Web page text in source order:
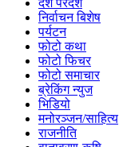
निर्वाचन बिशेष
पर्यटन
फोटो कथा
फोटो फिचर
फोटो समाचार
ब्रेकिंग न्युज
भिडियो
मनोरञ्जन/साहित्य
राजनीति